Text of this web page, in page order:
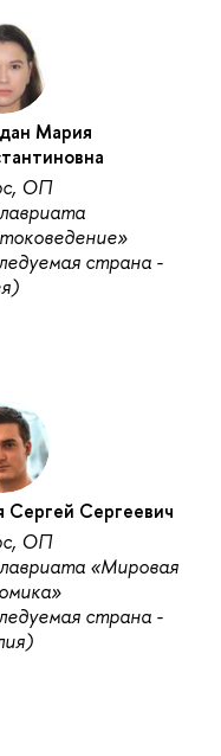
Мария
ОП
страна -
Сергей Сергеевич
ОП
«Мировая
страна -